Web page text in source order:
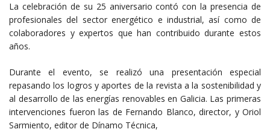
La celebración de su 25 aniversario contó con la presencia de
profesionales del sector energético e industrial, así como de
colaboradores y expertos que han contribuido durante estos
años.
Durante el evento, se realizó una presentación especial
repasando los logros y aportes de la revista a la sostenibilidad y
al desarrollo de las energías renovables en Galicia. Las primeras
intervenciones fueron las de Fernando Blanco, director, y Oriol
Sarmiento, editor de Dínamo Técnica,